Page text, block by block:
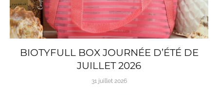
BIOTYFULL BOX JOURNÉE D’ÉTÉ DE
JUILLET 2026
31 juillet 2026